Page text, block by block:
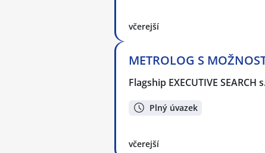
včerejší
METROLOG S
Flagship EXECUTIVE SEARCH
Plný úvazek
včerejší